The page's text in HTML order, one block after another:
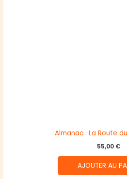
Almanac : La Route
55,00 €
AJOUTER AU